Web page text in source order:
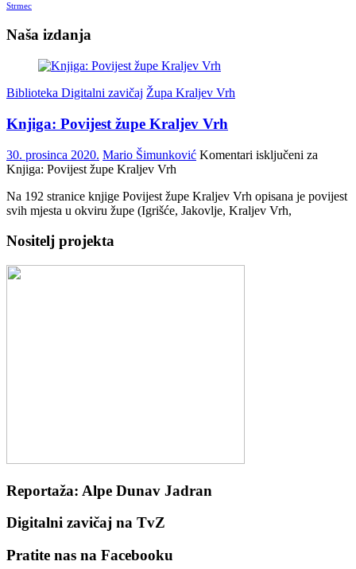
Strmec
Naša izdanja
Biblioteka Digitalni zavičaj Župa Kraljev Vrh
Knjiga: Povijest župe Kraljev Vrh
30. prosinca 2020. Mario Šimunković Komentari isključeni za
Knjiga: Povijest župe Kraljev Vrh
Na 192 stranice knjige Povijest župe Kraljev Vrh opisana je povijest
svih mjesta u okviru župe (Igrišće, Jakovlje, Kraljev Vrh,
Nositelj projekta
Reportaža: Alpe Dunav Jadran
Digitalni zavičaj na TvZ
Pratite nas na Facebooku